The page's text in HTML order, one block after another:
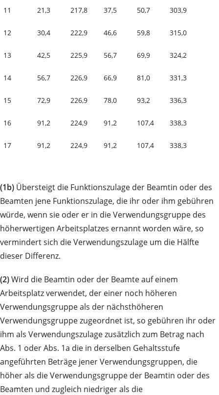
11 21,3 217,8 37,5 50,7 303,9
12 30,4 222,9 46,6 59,8 315,0
13 42,5 225,9 56,7 69,9 324,2
14 56,7 226,9 66,9 81,0 331,3
15 72,9 226,9 78,0 93,2 336,3
16 91,2 224,9 91,2 107,4 338,3
17 91,2 224,9 91,2 107,4 338,3
(1b) Übersteigt die Funktionszulage der Beamtin oder des
Beamten jene Funktionszulage, die ihr oder ihm gebühren
würde, wenn sie oder er in die Verwendungsgruppe des
höherwertigen Arbeitsplatzes ernannt worden wäre, so
vermindert sich die Verwendungszulage um die Hälfte
dieser Differenz.
(2)Wird die Beamtin oder der Beamte auf einem
Arbeitsplatz verwendet, der einer noch höheren
Verwendungsgruppe als der nächsthöheren
Verwendungsgruppe zugeordnet ist, so gebühren ihr oder
ihm als Verwendungszulage zusätzlich zum Betrag nach
Abs. 1 oder Abs. 1a die in derselben Gehaltsstufe
angeführten Beträge jener Verwendungsgruppen, die
höher als die Verwendungsgruppe der Beamtin oder des
Beamten und zugleich niedriger als die